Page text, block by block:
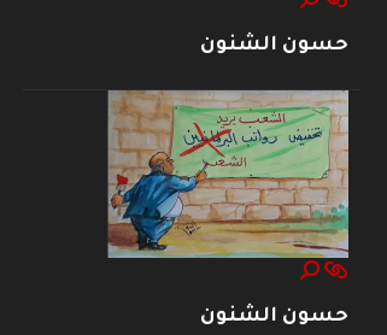
حسون الشنون
حسون الشنون